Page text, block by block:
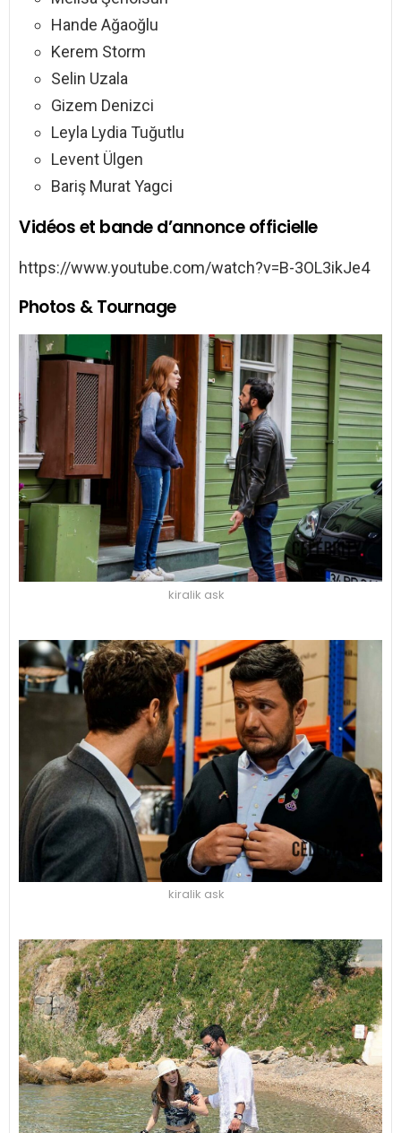
Hande Ağaoğlu
Kerem Storm
Selin Uzala
Gizem Denizci
Leyla Lydia Tuğutlu
Levent Ülgen
Bariş Murat Yagci
Vidéos et bande d’annonce officielle
https://www.youtube.com/watch?v=B-3OL3ikJe4
Photos & Tournage
kiralik ask
kiralik ask